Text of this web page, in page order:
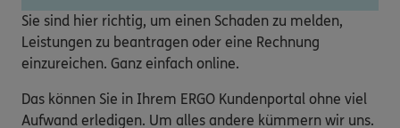
Sie sind hier richtig, um einen Schaden zu melden,
Leistungen zu beantragen oder eine Rechnung
einzureichen. Ganz einfach online.
Das können Sie in Ihrem ERGO Kundenportal ohne viel
Aufwand erledigen. Um alles andere kümmern wir uns.